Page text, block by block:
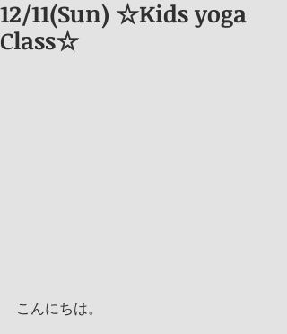
12/11(Sun) ☆Kids yoga
Class☆
こんにちは。